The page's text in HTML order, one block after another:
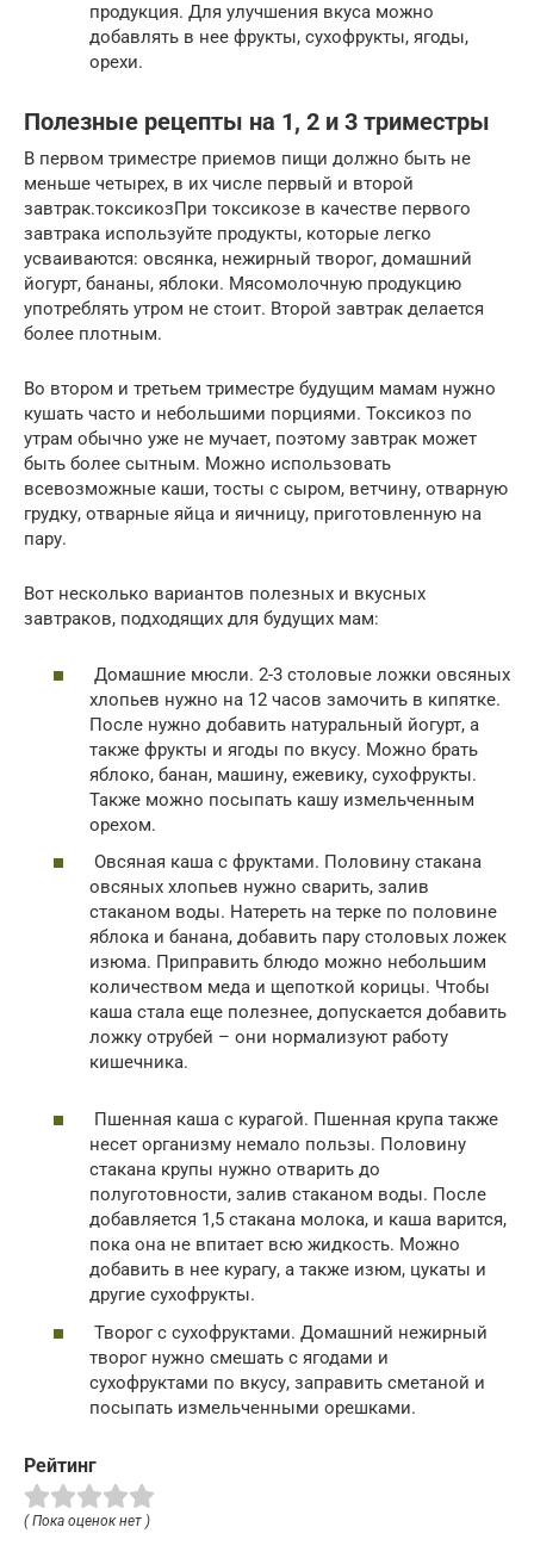
продукция. Для улучшения вкуса можно
добавлять в нее фрукты, сухофрукты, ягоды,
орехи.
Полезные рецепты на 1, 2 и 3 триместры
В первом триместре приемов пищи должно быть не
меньше четырех, в их числе первый и второй
завтрак.токсикозПри токсикозе в качестве первого
завтрака используйте продукты, которые легко
усваиваются: овсянка, нежирный творог, домашний
йогурт, бананы, яблоки. Мясомолочную продукцию
употреблять утром не стоит. Второй завтрак делается
более плотным.
Во втором и третьем триместре будущим мамам нужно
кушать часто и небольшими порциями. Токсикоз по
утрам обычно уже не мучает, поэтому завтрак может
быть более сытным. Можно использовать
всевозможные каши, тосты с сыром, ветчину, отварную
грудку, отварные яйца и яичницу, приготовленную на
пару.
Вот несколько вариантов полезных и вкусных
завтраков, подходящих для будущих мам:
Домашние мюсли. 2-3 столовые ложки овсяных
хлопьев нужно на 12 часов замочить в кипятке.
После нужно добавить натуральный йогурт, а
также фрукты и ягоды по вкусу. Можно брать
яблоко, банан, машину, ежевику, сухофрукты.
Также можно посыпать кашу измельченным
орехом.
Овсяная каша с фруктами. Половину стакана
овсяных хлопьев нужно сварить, залив
стаканом воды. Натереть на терке по половине
яблока и банана, добавить пару столовых ложек
изюма. Приправить блюдо можно небольшим
количеством меда и щепоткой корицы. Чтобы
каша стала еще полезнее, допускается добавить
ложку отрубей – они нормализуют работу
кишечника.
Пшенная каша с курагой. Пшенная крупа также
несет организму немало пользы. Половину
стакана крупы нужно отварить до
полуготовности, залив стаканом воды. После
добавляется 1,5 стакана молока, и каша варится,
пока она не впитает всю жидкость. Можно
добавить в нее курагу, а также изюм, цукаты и
другие сухофрукты.
Творог с сухофруктами. Домашний нежирный
творог нужно смешать с ягодами и
сухофруктами по вкусу, заправить сметаной и
посыпать измельченными орешками.
Рейтинг
( Пока оценок нет )